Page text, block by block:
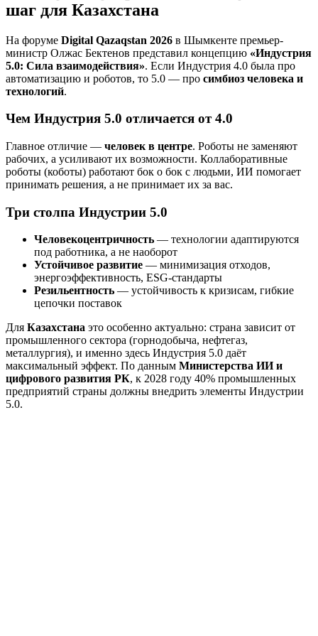
шаг для Казахстана
На форуме Digital Qazaqstan 2026 в Шымкенте премьер-
министр Олжас Бектенов представил концепцию «Индустрия
5.0: Сила взаимодействия». Если Индустрия 4.0 была про
автоматизацию и роботов, то 5.0 — про симбиоз человека и
технологий.
Чем Индустрия 5.0 отличается от 4.0
Главное отличие — человек в центре. Роботы не заменяют
рабочих, а усиливают их возможности. Коллаборативные
роботы (коботы) работают бок о бок с людьми, ИИ помогает
принимать решения, а не принимает их за вас.
Три столпа Индустрии 5.0
Человекоцентричность — технологии адаптируются
под работника, а не наоборот
Устойчивое развитие — минимизация отходов,
энергоэффективность, ESG-стандарты
Резильентность — устойчивость к кризисам, гибкие
цепочки поставок
Для Казахстана это особенно актуально: страна зависит от
промышленного сектора (горнодобыча, нефтегаз,
металлургия), и именно здесь Индустрия 5.0 даёт
максимальный эффект. По данным Министерства ИИ и
цифрового развития РК, к 2028 году 40% промышленных
предприятий страны должны внедрить элементы Индустрии
5.0.